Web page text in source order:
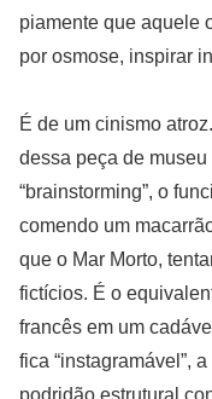
piamente que aquele
por osmose, inspirar
É de um cinismo
dessa peça de
“brainstorming”, o
comendo um
que o Mar Morto,
fictícios. É o
francês em um
fica “instagramável”,